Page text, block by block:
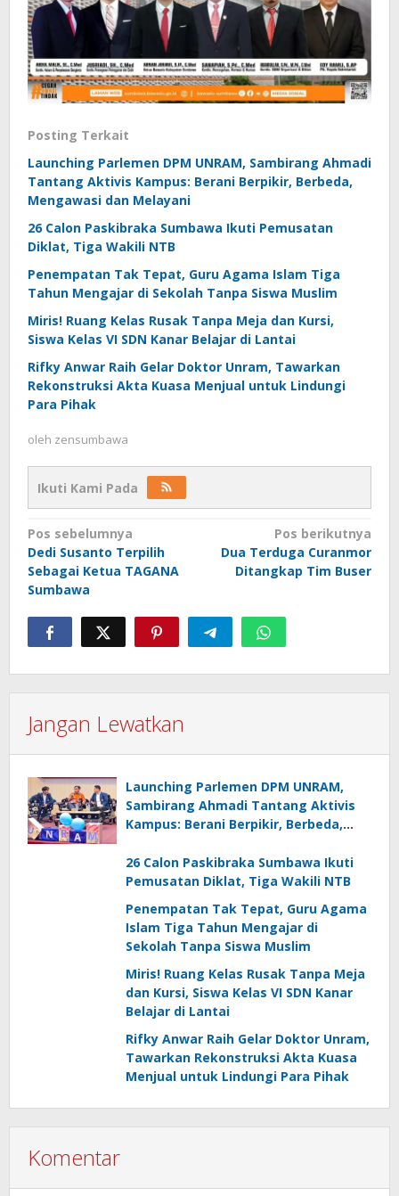
Posting Terkait
Launching Parlemen DPM UNRAM, Sambirang Ahmadi
Tantang Aktivis Kampus: Berani Berpikir, Berbeda,
Mengawasi dan Melayani
26 Calon Paskibraka Sumbawa Ikuti Pemusatan
Diklat, Tiga Wakili NTB
Penempatan Tak Tepat, Guru Agama Islam Tiga
Tahun Mengajar di Sekolah Tanpa Siswa Muslim
Miris! Ruang Kelas Rusak Tanpa Meja dan Kursi,
Siswa Kelas VI SDN Kanar Belajar di Lantai
Rifky Anwar Raih Gelar Doktor Unram, Tawarkan
Rekonstruksi Akta Kuasa Menjual untuk Lindungi
Para Pihak
oleh zensumbawa
Ikuti Kami Pada
Navigasi
pos
Pos sebelumnya
Dedi Susanto Terpilih
Sebagai Ketua TAGANA
Sumbawa
Pos berikutnya
Dua Terduga Curanmor
Ditangkap Tim Buser
Jangan Lewatkan
Launching Parlemen DPM UNRAM,
Sambirang Ahmadi Tantang Aktivis
Kampus: Berani Berpikir, Berbeda,
26 Calon Paskibraka Sumbawa Ikuti
Pemusatan Diklat, Tiga Wakili NTB
Penempatan Tak Tepat, Guru Agama
Islam Tiga Tahun Mengajar di
Sekolah Tanpa Siswa Muslim
Miris! Ruang Kelas Rusak Tanpa Meja
dan Kursi, Siswa Kelas VI SDN Kanar
Belajar di Lantai
Rifky Anwar Raih Gelar Doktor Unram,
Tawarkan Rekonstruksi Akta Kuasa
Menjual untuk Lindungi Para Pihak
Komentar